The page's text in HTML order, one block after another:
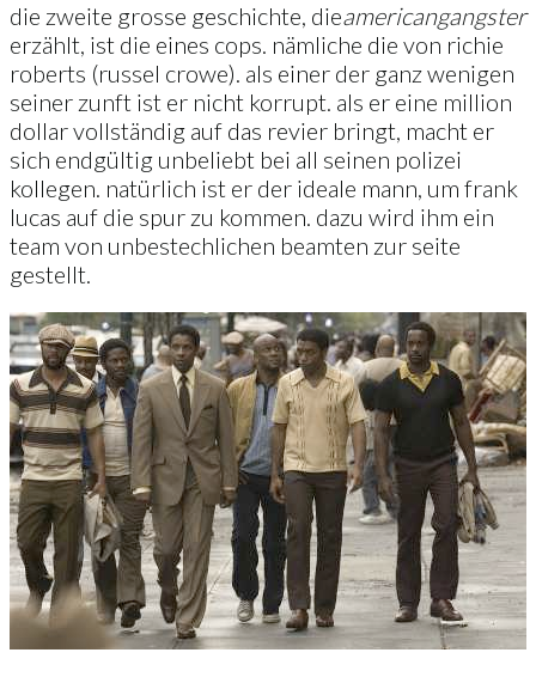
die zweite grosse geschichte, dieamericangangster
erzählt, ist die eines cops. nämliche die von richie
roberts (russel crowe). als einer der ganz wenigen
seiner zunft ist er nicht korrupt. als er eine million
dollar vollständig auf das revier bringt, macht er
sich endgültig unbeliebt bei all seinen polizei
kollegen. natürlich ist er der ideale mann, um frank
lucas auf die spur zu kommen. dazu wird ihm ein
team von unbestechlichen beamten zur seite
gestellt.